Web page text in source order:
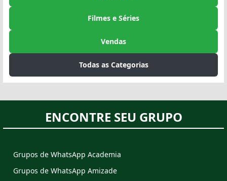
Filmes e Séries
Vendas
Todas as Categorias
ENCONTRE SEU GRUPO
Grupos de WhatsApp Academia
Grupos de WhatsApp Amizade